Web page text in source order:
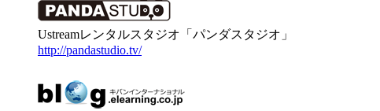
Ustreamレンタルスタジオ「パンダスタジオ」
http://pandastudio.tv/